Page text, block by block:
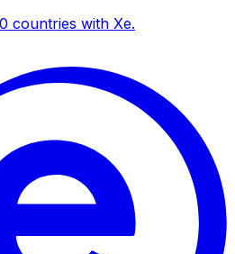
countries with Xe.